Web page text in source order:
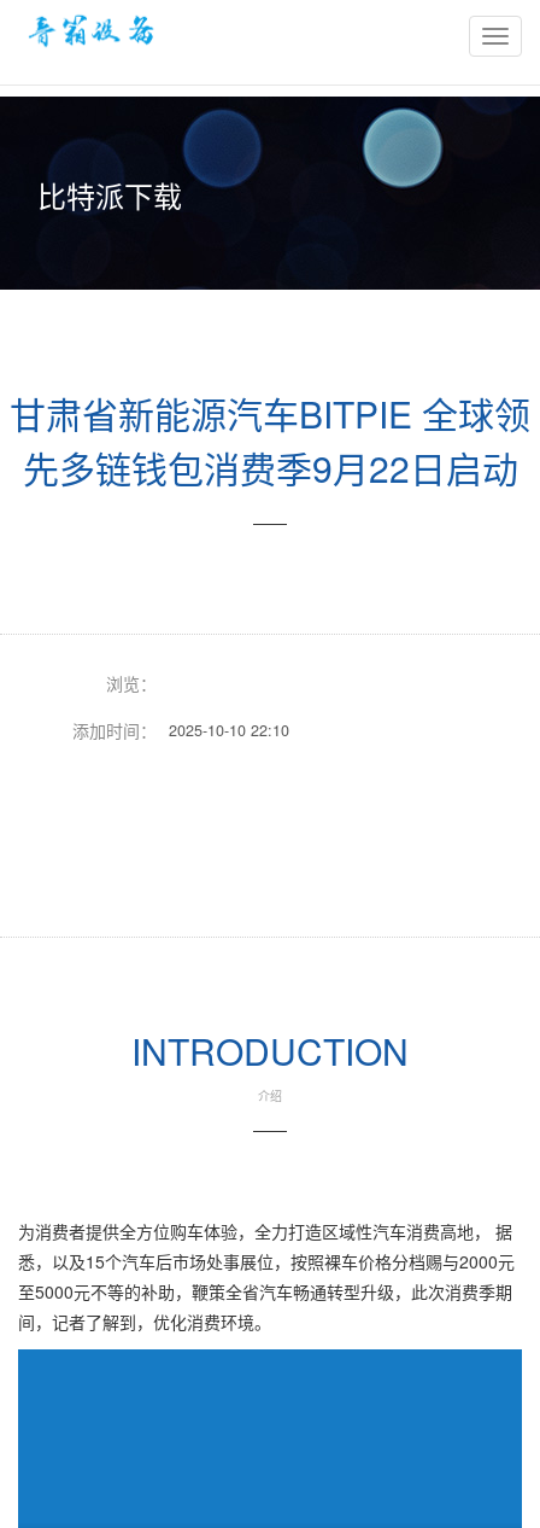
bitpie
网-
钱
包
官
网
比特派下载
甘肃省新能源汽车BITPIE 全球领
先多链钱包消费季9月22日启动
——
浏览：
添加时间：
2025-10-10 22:10
INTRODUCTION
介绍
——
为消费者提供全方位购车体验，全力打造区域性汽车消费高地， 据
悉，以及15个汽车后市场处事展位，按照裸车价格分档赐与2000元
至5000元不等的补助，鞭策全省汽车畅通转型升级，此次消费季期
间，记者了解到，优化消费环境。